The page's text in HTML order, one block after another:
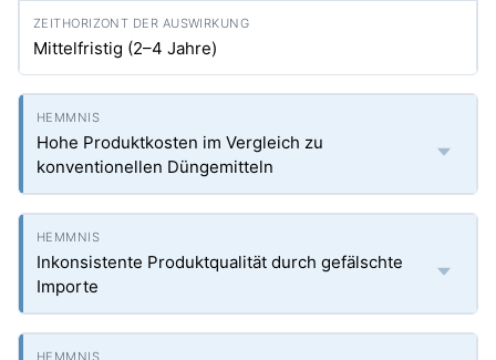
Mittelfristig (2–4 Jahre)
Hohe Produktkosten im Vergleich zu
konventionellen Düngemitteln
Inkonsistente Produktqualität durch gefälschte
Importe